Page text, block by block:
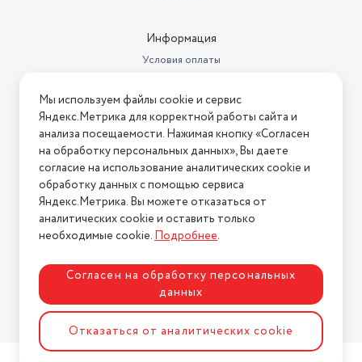
Информация
Условия оплаты
Условия возврата
Нашли ошибку на сайте? Напишите нам
2026 © Интернет-магазин "АстМаркет". У нас есть всё!
Политика конфиденциальности
Разработка сайтаASTDESIGN
Мы используем файлы cookie и сервис
Яндекс.Метрика для корректной работы сайта и
анализа посещаемости. Нажимая кнопку «Согласен
на обработку персональных данных», Вы даете
согласие на использование аналитических cookie и
обработку данных с помощью сервиса
Яндекс.Метрика. Вы можете отказаться от
аналитических cookie и оставить только
необходимые cookie.Подробнее.
Согласен на обработку персональных
данных
Отказаться от аналитических cookie